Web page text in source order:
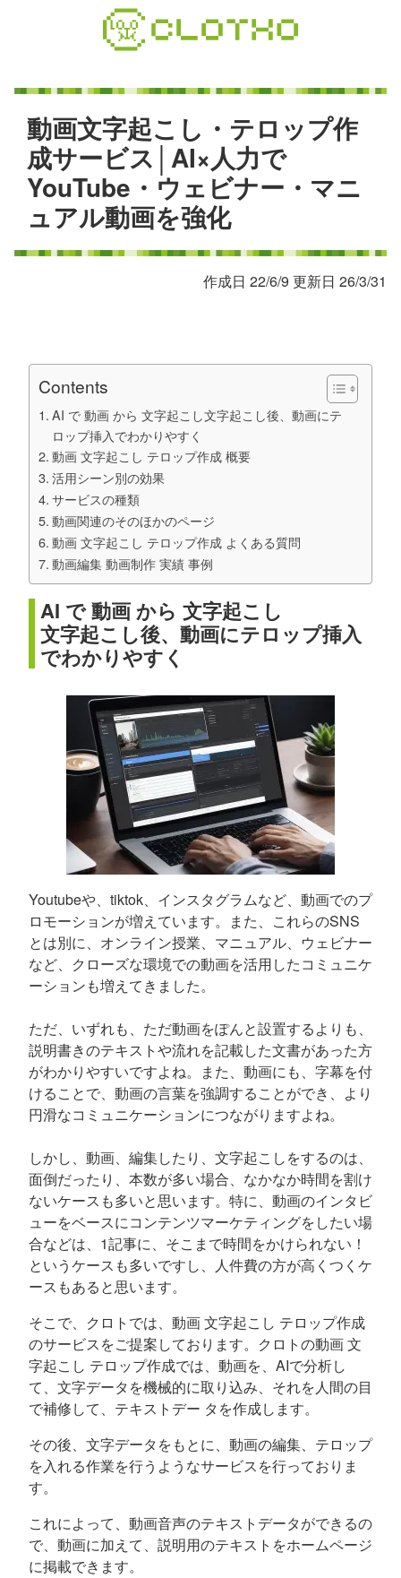
動画文字起こ し ・ テロ ップ作
成サービス │ AI×人力で
YouTube ・ ウェビナー ・ マニ
ュアル動画を強化
作成日 22/6/9 更新日 26/3/31
Contents
AI で 動画 から 文字起こし文字起こし後、動画にテ
ロップ挿入でわかりやすく
動画 文字起こし テロップ作成 概要
活用シーン別の効果
サービスの種類
動画関連のそのほかのページ
動画 文字起こし テロップ作成 よくある質問
動画編集 動画制作 実績 事例
AI で 動画 から 文字起こし
文字起こし後、動画にテロップ挿入
でわかりやすく
Youtubeや、tiktok、インスタグラムなど、動画でのプ
ロモーションが増えています。また、これらのSNS
とは別に、オンライン授業、マニュアル、ウェビナー
など、クローズな環境での動画を活用したコミュニケ
ーションも増えてきました。
ただ、いずれも、ただ動画をぽんと設置するよりも、
説明書きのテキストや流れを記載した文書があった方
がわかりやすいですよね。また、動画にも、字幕を付
けることで、動画の言葉を強調することができ、より
円滑なコミュニケーションにつながりますよね。
しかし、動画、編集したり、文字起こしをするのは、
面倒だったり、本数が多い場合、なかなか時間を割け
ないケースも多いと思います。特に、動画のインタビ
ューをベースにコンテンツマーケティングをしたい場
合などは、1記事に、そこまで時間をかけられない！
というケースも多いですし、人件費の方が高くつくケ
ースもあると思います。
そこで、クロトでは、動画 文字起こし テロップ作成
のサービスをご提案しております。クロトの動画 文
字起こし テロップ作成では、動画を、AIで分析し
て、文字データを機械的に取り込み、それを人間の目
で補修して、テキストデー タを作成します。
その後、文字データをもとに、動画の編集、テロップ
を入れる作業を行うようなサービスを行っておりま
す。
これによって、動画音声のテキストデータができるの
で、動画に加えて、説明用のテキストをホームページ
に掲載できます。